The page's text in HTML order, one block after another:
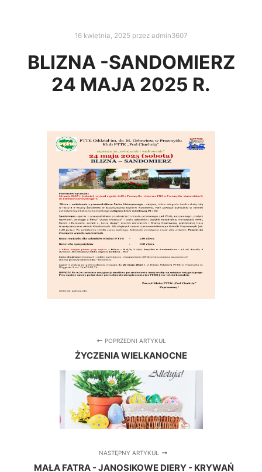
16 kwietnia, 2025 przez admin3607
BLIZNA -SANDOMIERZ
24 MAJA 2025 R.
POPRZEDNI ARTYKUŁ
ŻYCZENIA WIELKANOCNE
NASTĘPNY ARTYKUŁ
MAŁA FATRA - JANOSIKOWE DIERY - KRYWAŃ